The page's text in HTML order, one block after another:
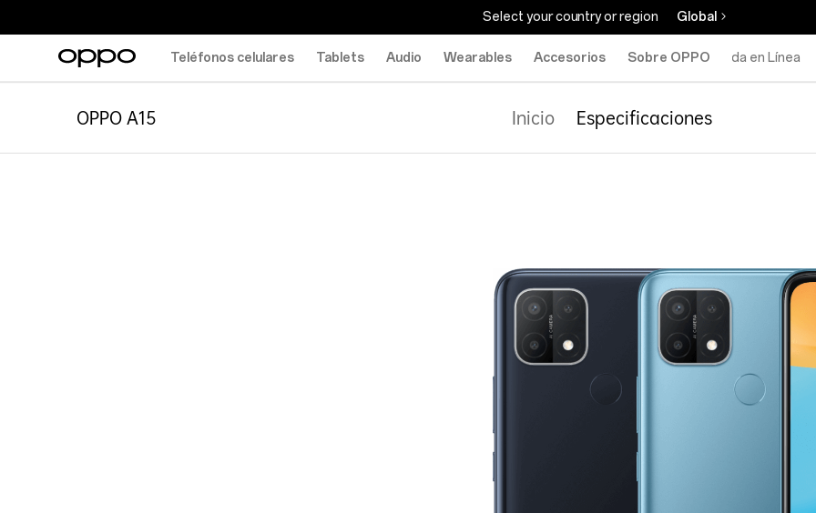
Select your country or region Global
Teléfonos celulares Tablets Audio Wearables Accesorios Sobre OPPOTienda en Línea
OPPO A15 Inicio Especificaciones